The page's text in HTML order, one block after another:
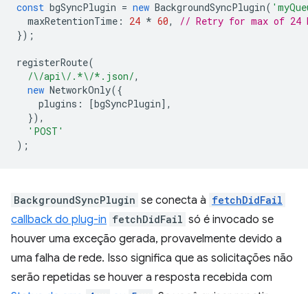
const bgSyncPlugin = new BackgroundSyncPlugin(
maxRetentionTime : 24 * 60,
// Retry for max of 24
});
registerRoute(
/\/api\/.*\/*.json/,
new NetworkOnly({
plugins : [bgSyncPlugin],
}),
'POST'
);
BackgroundSyncPlugin se conecta à fetchDidFail
callback do plug-in fetchDidFail só é invocado se
houver uma exceção gerada, provavelmente devido a
uma falha de rede. Isso significa que as solicitações não
serão repetidas se houver a resposta recebida com